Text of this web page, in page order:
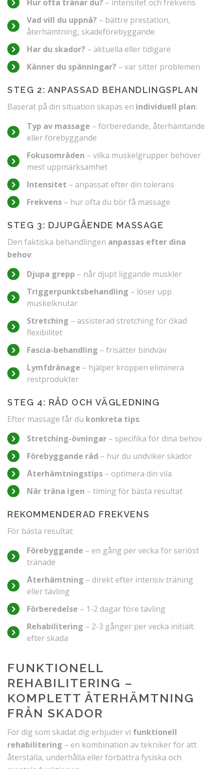
Hur ofta tränar du? – intensitet och frekvens
Vad vill du uppnå? – bättre prestation,
återhämtning, skadeförebyggande
Har du skador? – aktuella eller tidigare
Känner du spänningar? – var sitter problemen
STEG 2: ANPASSAD BEHANDLINGSPLAN
Baserat på din situation skapas en individuell plan:
Typ av massage – förberedande, återhämtande
eller förebyggande
Fokusområden – vilka muskelgrupper behöver
mest uppmärksamhet
Intensitet – anpassat efter din tolerans
Frekvens – hur ofta du bör få massage
STEG 3: DJUPGÅENDE MASSAGE
Den faktiska behandlingen anpassas efter dina
behov:
Djupa grepp – når djupt liggande muskler
Triggerpunktsbehandling – löser upp
muskelknutar
Stretching – assisterad stretching för ökad
flexibilitet
Fascia-behandling – frisätter bindväv
Lymfdränage – hjälper kroppen eliminera
restprodukter
STEG 4: RÅD OCH VÄGLEDNING
Efter massage får du konkreta tips:
Stretching-övningar – specifika för dina behov
Förebyggande råd – hur du undviker skador
Återhämtningstips – optimera din vila
När träna igen – timing för bästa resultat
REKOMMENDERAD FREKVENS
För bästa resultat:
Förebyggande – en gång per vecka för seriöst
tränade
Återhämtning – direkt efter intensiv träning
eller tävling
Förberedelse – 1-2 dagar före tävling
Rehabilitering – 2-3 gånger per vecka initialt
efter skada
FUNKTIONELL
REHABILITERING –
KOMPLETT ÅTERHÄMTNING
FRÅN SKADOR
För dig som skadat dig erbjuder vi funktionell
rehabilitering – en kombination av tekniker för att
återställa, underhålla eller förbättra fysiska och